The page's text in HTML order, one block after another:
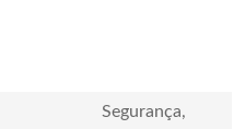
Segurança,